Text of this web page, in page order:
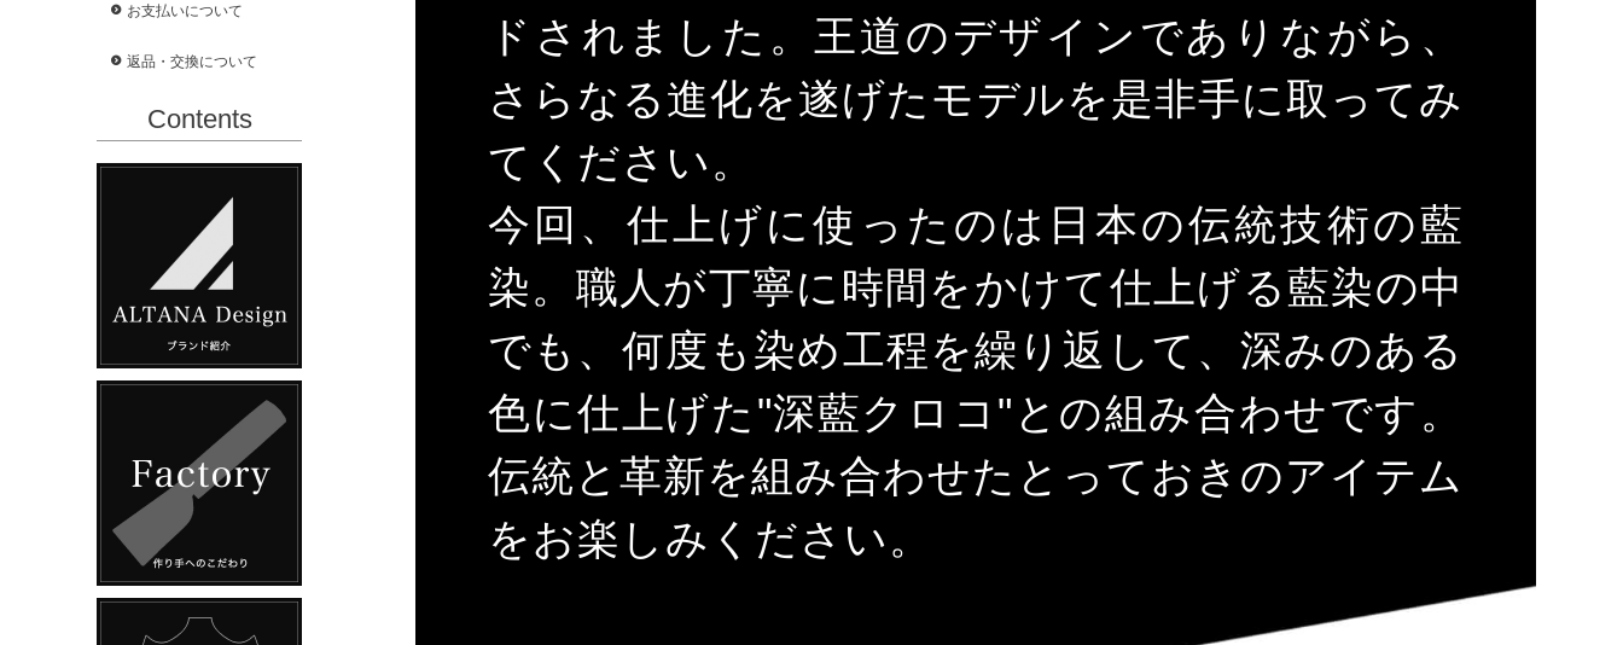
お支払いについて
返品・交換について
Contents
ドされました。王道のデザインでありながら、
さらなる進化を遂げたモデルを是非手に取ってみ
てください。
今回、仕上げに使ったのは日本の伝統技術の藍
染。職人が丁寧に時間をかけて仕上げる藍染の中
でも、何度も染め工程を繰り返して、深みのある
色に仕上げた"深藍クロコ"との組み合わせです。
伝統と革新を組み合わせたとっておきのアイテム
をお楽しみください。